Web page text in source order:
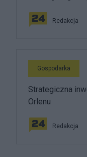
Redakcja
Gospodarka
Strategiczna
Orlenu
Redakcja